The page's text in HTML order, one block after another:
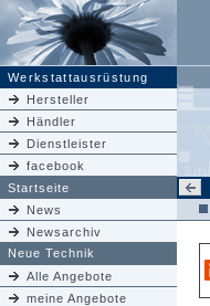
Werkstattausrüstung
Hersteller
Händler
Dienstleister
facebook
Startseite
News
Newsarchiv
Neue Technik
Alle Angebote
meine Angebote